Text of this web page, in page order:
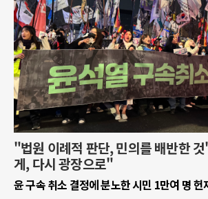
"법원 이례적 판단, 민의를 배반한
게, 다시 광장으로"
윤 구속 취소 결정에 분노한 시민 1만여 명 헌